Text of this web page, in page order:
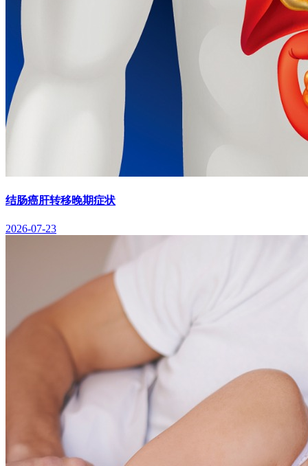
结肠癌肝转移晚期症状
2026-07-23